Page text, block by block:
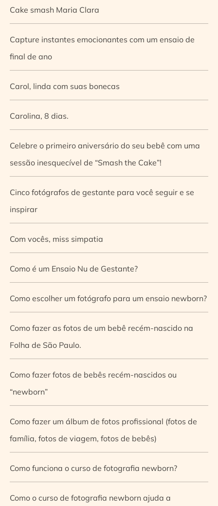
Cake smash Maria Clara
Capture instantes emocionantes com um ensaio de
final de ano
Carol, linda com suas bonecas
Carolina, 8 dias.
Celebre o primeiro aniversário do seu bebê com uma
sessão inesquecível de “Smash the Cake”!
Cinco fotógrafos de gestante para você seguir e se
inspirar
Com vocês, miss simpatia
Como é um Ensaio Nu de Gestante?
Como escolher um fotógrafo para um ensaio newborn?
Como fazer as fotos de um bebê recém-nascido na
Folha de São Paulo.
Como fazer fotos de bebês recém-nascidos ou
“newborn”
Como fazer um álbum de fotos profissional (fotos de
família, fotos de viagem, fotos de bebês)
Como funciona o curso de fotografia newborn?
Como o curso de fotografia newborn ajuda a